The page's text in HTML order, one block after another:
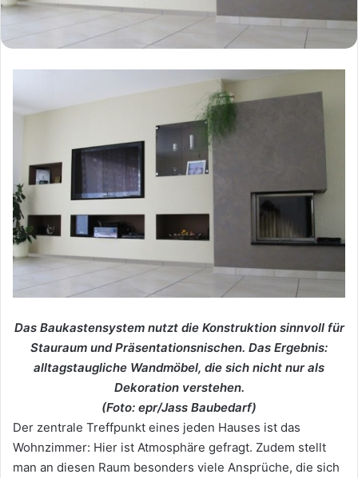
Das Baukastensystem nutzt die Konstruktion sinnvoll für
Stauraum und Präsentationsnischen. Das Ergebnis:
alltagstaugliche Wandmöbel, die sich nicht nur als
Dekoration verstehen.
(Foto: epr/Jass Baubedarf)
Der zentrale Treffpunkt eines jeden Hauses ist das
Wohnzimmer: Hier ist Atmosphäre gefragt. Zudem stellt
man an diesen Raum besonders viele Ansprüche, die sich